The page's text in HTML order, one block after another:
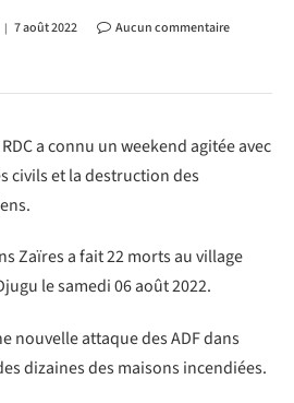
7 août 2022
Aucun commentaire
a connu un weekend agitée avec
civils et la destruction des
Zaïres a fait 22 morts au village
le samedi 06 août 2022.
nouvelle attaque des ADF dans
dizaines des maisons incendiées.